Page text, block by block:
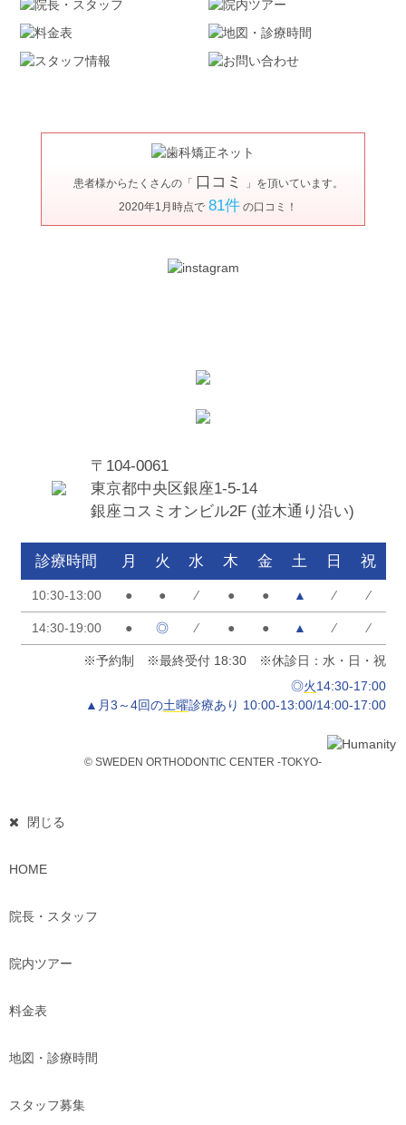
患者様からたくさんの「 口コミ
」を頂いています。
2020年1月時点で 81件 の口コミ！
〒104-0061
東京都中央区銀座1-5-14
銀座コスミオンビル2F (並木通り沿い)
診療時間 月 火 水 木 金 土 日 祝
10:30-13:00 ● ● ⁄ ● ● ▲ ⁄ ⁄
14:30-19:00 ● ◎ ⁄ ● ● ▲ ⁄ ⁄
※予約制 ※最終受付 18:30 ※休診日：水・日・祝
◎火14:30-17:00
▲月3～4回の土曜診療あり 10:00-13:00/14:00-17:00
© SWEDEN ORTHODONTIC CENTER -TOKYO-
閉じる
HOME
院長・スタッフ
院内ツアー
料金表
地図・診療時間
スタッフ募集